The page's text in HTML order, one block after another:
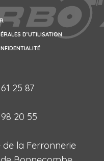
D’UTILISATION
25 87
20 55
de la Ferronnerie